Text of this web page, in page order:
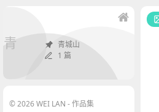
青
青城山
1 篇
© 2026 WEI LAN - 作品集